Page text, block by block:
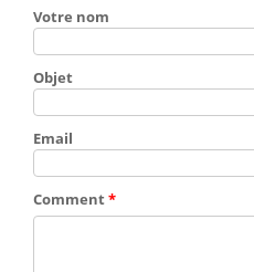
Votre nom
Objet
Email
Comment*